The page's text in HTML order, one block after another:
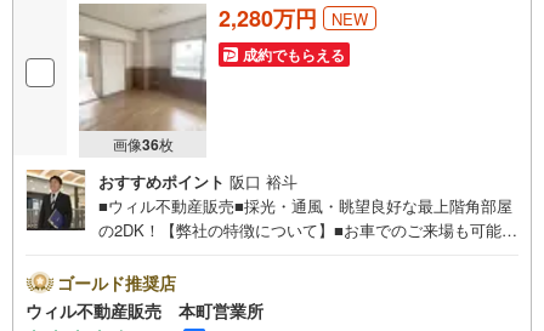
画像36枚
2,280万円 NEW
成約でもらえる
おすすめポイント 阪口 裕斗
■ウィル不動産販売■採光・通風・眺望良好な最上階角部屋
の2DK！【弊社の特徴について】■お車でのご来場も可能で
当者のお声がけください。■キッズスペースもございますの
で、小さなお子様がいらっしゃるご家庭もお気軽のご来場
ゴールド推奨店
ウィル不動産販売 本町営業所